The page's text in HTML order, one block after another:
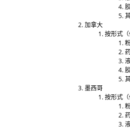
加拿大
按形式（
墨西哥
按形式（